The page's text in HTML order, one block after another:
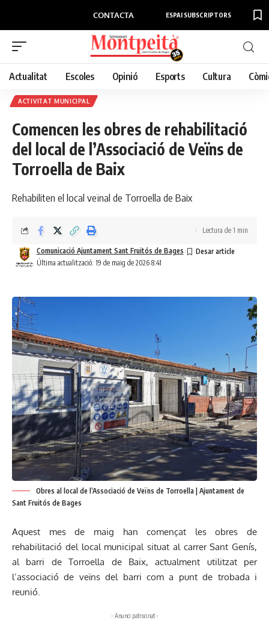
CONTACTA ESPAI SUBSCRIPTORS
Actualitat Escoles Opinió Esports Cultura
ACTIVITAT MUNICIPAL
Comencen les obres de rehabilitació
del local de l’Associació de Veïns de
Torroella de Baix
Rehabiliten el local veïnal de Torroella de Baix
Última actualització: 19 de maig de 2026 8:41
Comunicació Ajuntament Sant Fruitós de Bages
Lectura de 1 min
Obres al local de l’Associació de Veïns de Torroella | Ajuntament de
Sant Fruitós de Bages
Aquest mes de maig han començat les obres de
rehabilitació del local municipal situat al carrer Sant Genís,
al barri de Torroella de Baix, actualment utilitzat per
l’associació de veïns del barri com a punt de trobada i
reunió.
- Anunci patrocinat -